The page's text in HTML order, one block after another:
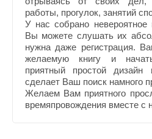
работы, прогулок, занятий
У нас собрано невероятное
Вы можете слушать их
нужна даже регистрация.
желаемую книгу и
приятный простой дизайн
сделает Ваш поиск намного
Желаем Вам приятного
времяпровождения вместе с